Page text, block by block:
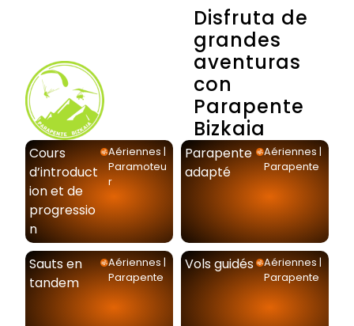
Disfruta de
grandes
aventuras
con
Parapente
Bizkaia
Cours
d’introduct
ion et de
progressio
n
Aériennes |
Paramoteu
r
Parapente
adapté
Aériennes |
Parapente
Sauts en
tandem
Aériennes |
Parapente
Vols guidés Aériennes |
Parapente